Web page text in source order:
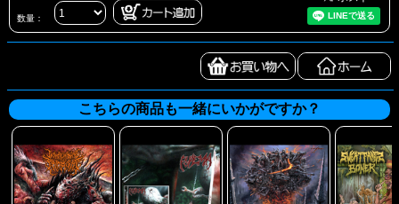
数量：
こちらの商品も一緒にいかがですか？